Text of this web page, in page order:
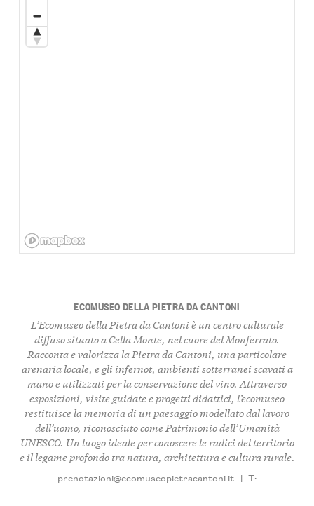
ECOMUSEO DELLA PIETRA DA CANTONI
L’Ecomuseo della Pietra da Cantoni è un centro culturale
diffuso situato a Cella Monte, nel cuore del Monferrato.
Racconta e valorizza la Pietra da Cantoni, una particolare
arenaria locale, e gli infernot, ambienti sotterranei scavati a
mano e utilizzati per la conservazione del vino. Attraverso
esposizioni, visite guidate e progetti didattici, l’ecomuseo
restituisce la memoria di un paesaggio modellato dal lavoro
dell’uomo, riconosciuto come Patrimonio dell’Umanità
UNESCO. Un luogo ideale per conoscere le radici del territorio
e il legame profondo tra natura, architettura e cultura rurale.
prenotazioni@ecomuseopietracantoni.it | T: